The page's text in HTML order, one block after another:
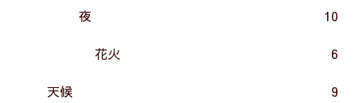
夜 10
花火 6
天候 9